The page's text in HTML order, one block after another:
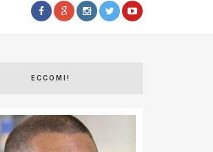
ECCOMI!